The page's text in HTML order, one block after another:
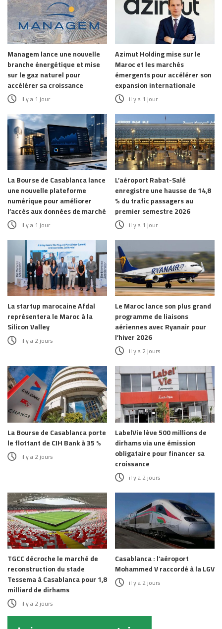
Managem lance une nouvelle
branche énergétique et mise
sur le gaz naturel pour
accélérer sa croissance
il y a 1 jour
Azimut Holding mise sur le
Maroc et les marchés
émergents pour accélérer son
expansion internationale
il y a 1 jour
La Bourse de Casablanca lance
une nouvelle plateforme
numérique pour améliorer
l’accès aux données de marché
il y a 1 jour
L’aéroport Rabat-Salé
enregistre une hausse de 14,8
% du trafic passagers au
premier semestre 2026
il y a 1 jour
La startup marocaine Afdal
représentera le Maroc à la
Silicon Valley
il y a 2 jours
Le Maroc lance son plus grand
programme de liaisons
aériennes avec Ryanair pour
l’hiver 2026
il y a 2 jours
La Bourse de Casablanca porte
le flottant de CIH Bank à 35 %
il y a 2 jours
LabelVie lève 500 millions de
dirhams via une émission
obligataire pour financer sa
croissance
il y a 2 jours
TGCC décroche le marché de
reconstruction du stade
Tessema à Casablanca pour 1,8
milliard de dirhams
il y a 2 jours
Casablanca : l’aéroport
Mohammed V raccordé à la LGV
il y a 2 jours